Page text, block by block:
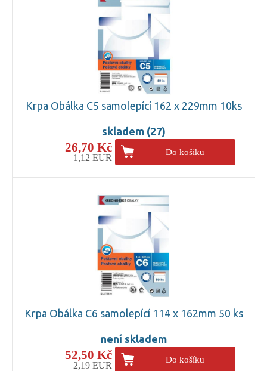
Krpa Obálka C5 samolepící 162 x 229mm 10ks
skladem (27)
26,70 Kč
1,12 EUR
Do košíku
Krpa Obálka C6 samolepící 114 x 162mm 50 ks
není skladem
52,50 Kč
2,19 EUR
Do košíku